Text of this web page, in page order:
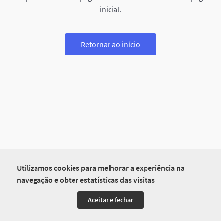
Utilizamos cookies para melhorar a experiência na
navegação e obter estatísticas das visitas
Aceitar e fechar
inicial.
Retornar ao início